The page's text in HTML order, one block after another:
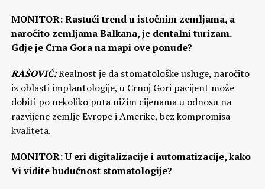
MONITOR: Rastući trend u istočnim zemljama, a
naročito zemljama Balkana, je dentalni turizam.
Gdje je Crna Gora na mapi ove ponude?
RAŠOVIĆ:Realnost je da stomatološke usluge, naročito
iz oblasti implantologije, u Crnoj Gori pacijent može
dobiti po nekoliko puta nižim cijenama u odnosu na
razvijene zemlje Evrope i Amerike, bez kompromisa
kvaliteta.
MONITOR: U eri digitalizacije i automatizacije, kako
Vi vidite budućnost stomatologije?